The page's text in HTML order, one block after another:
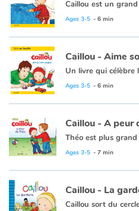
Ce livre existe
Ages 3-5 - 6 min
Caillou - Aime
Ce livre existe aussi
Ages 3-5 - 6 min
Caillou - A peur
Ce livre est aussi
Ages 3-5 - 7 min
Caillou - La